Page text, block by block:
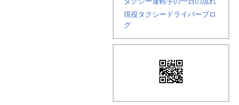
現役タクシードライバーブロ
グ